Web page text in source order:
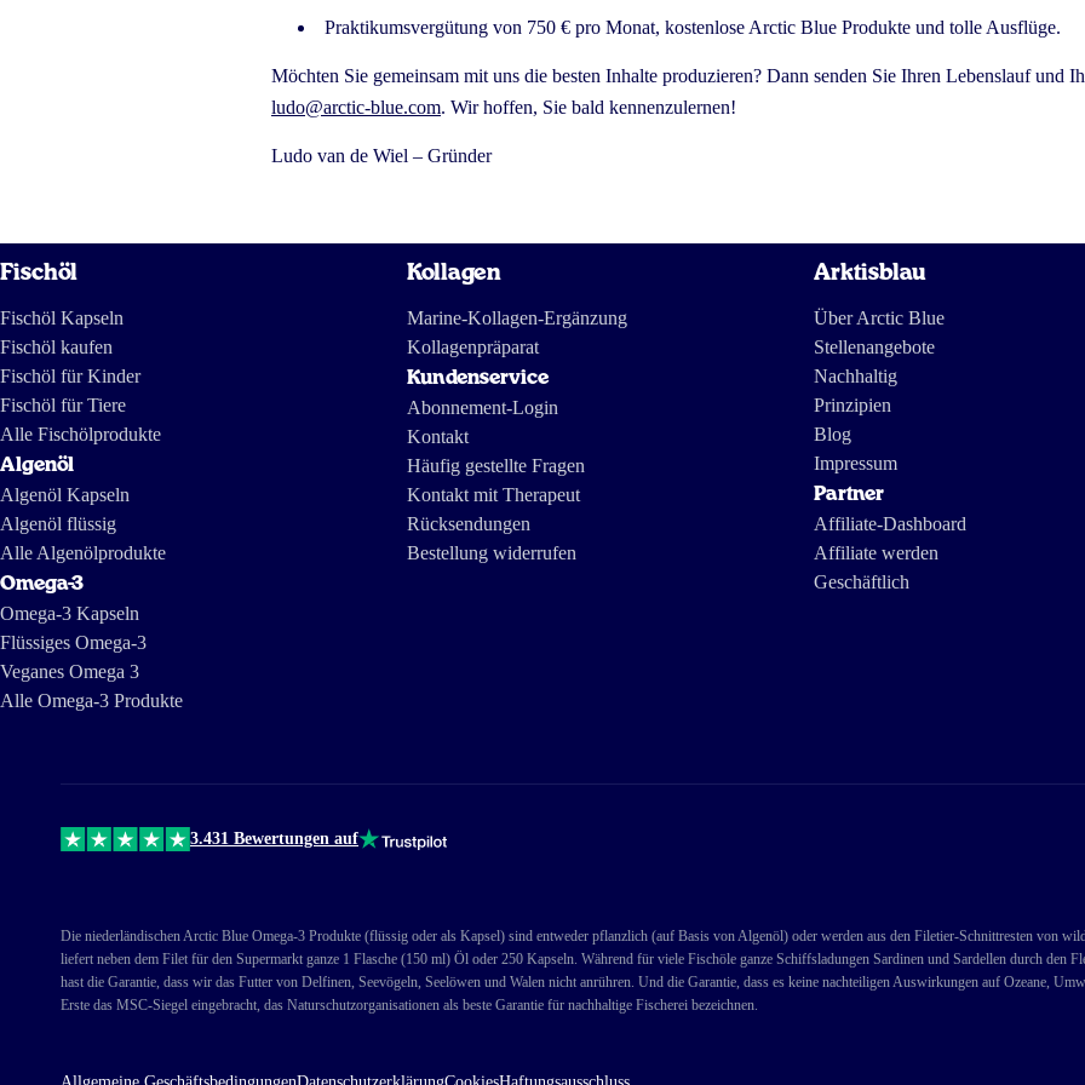
Praktikumsvergütung von 750 € pro Monat, kostenlose Arctic Blue Produkte und tolle Ausflüge.
Möchten Sie gemeinsam mit uns die besten Inhalte produzieren? Dann senden Sie Ihren Lebenslauf und
ludo@arctic-blue.com. Wir hoffen, Sie bald kennenzulernen!
Ludo van de Wiel – Gründer
Fischöl
Fischöl Kapseln
Fischöl kaufen
Fischöl für Kinder
Fischöl für Tiere
Alle Fischölprodukte
Algenöl
Algenöl Kapseln
Algenöl flüssig
Alle Algenölprodukte
Omega-3
Omega-3 Kapseln
Flüssiges Omega-3
Veganes Omega 3
Alle Omega-3 Produkte
Kollagen
Marine-Kollagen-Ergänzung
Kollagenpräparat
Kundenservice
Abonnement-Login
Kontakt
Häufig gestellte Fragen
Kontakt mit Therapeut
Rücksendungen
Bestellung widerrufen
Arktisblau
Über Arctic Blue
Stellenangebote
Nachhaltig
Prinzipien
Blog
Impressum
Partner
Affiliate-Dashboard
Affiliate werden
Geschäftlich
3.431 Bewertungen auf
Die niederländischen Arctic Blue Omega-3 Produkte (flüssig oder als Kapsel) sind entweder pflanzlich (auf Basis von Algenöl) oder werden aus den Filetier-Schnittresten von
liefert neben dem Filet für den Supermarkt ganze 1 Flasche (150 ml) Öl oder 250 Kapseln. Während für viele Fischöle ganze Schiffsladungen Sardinen und Sardellen durch
hast die Garantie, dass wir das Futter von Delfinen, Seevögeln, Seelöwen und Walen nicht anrühren. Und die Garantie, dass es keine nachteiligen Auswirkungen auf Ozeane,
Erste das MSC-Siegel eingebracht, das Naturschutzorganisationen als beste Garantie für nachhaltige Fischerei bezeichnen.